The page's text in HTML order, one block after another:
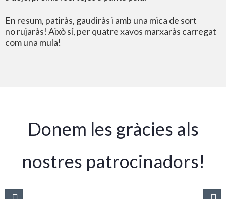
En resum, patiràs, gaudiràs i amb una mica de sort
no rujaràs! Això sí, per quatre xavos marxaràs carregat
com una mula!
Donem les gràcies als
nostres patrocinadors!